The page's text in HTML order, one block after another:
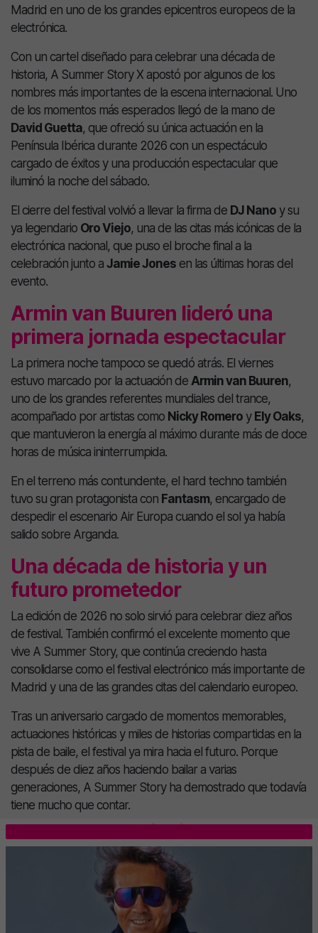
Madrid en uno de los grandes epicentros europeos de la
electrónica.
Con un cartel diseñado para celebrar una década de
historia, A Summer Story X apostó por algunos de los
nombres más importantes de la escena internacional. Uno
de los momentos más esperados llegó de la mano de
David Guetta, que ofreció su única actuación en la
Península Ibérica durante 2026 con un espectáculo
cargado de éxitos y una producción espectacular que
iluminó la noche del sábado.
El cierre del festival volvió a llevar la firma de DJ Nano y su
ya legendario Oro Viejo, una de las citas más icónicas de la
electrónica nacional, que puso el broche final a la
celebración junto a Jamie Jones en las últimas horas del
evento.
Armin van Buuren lideró una
primera jornada espectacular
La primera noche tampoco se quedó atrás. El viernes
estuvo marcado por la actuación de Armin van Buuren,
uno de los grandes referentes mundiales del trance,
acompañado por artistas como Nicky Romero y Ely Oaks,
que mantuvieron la energía al máximo durante más de doce
horas de música ininterrumpida.
En el terreno más contundente, el hard techno también
tuvo su gran protagonista con Fantasm, encargado de
despedir el escenario Air Europa cuando el sol ya había
salido sobre Arganda.
Una década de historia y un
futuro prometedor
La edición de 2026 no solo sirvió para celebrar diez años
de festival. También confirmó el excelente momento que
vive A Summer Story, que continúa creciendo hasta
consolidarse como el festival electrónico más importante de
Madrid y una de las grandes citas del calendario europeo.
Tras un aniversario cargado de momentos memorables,
actuaciones históricas y miles de historias compartidas en la
pista de baile, el festival ya mira hacia el futuro. Porque
después de diez años haciendo bailar a varias
generaciones, A Summer Story ha demostrado que todavía
tiene mucho que contar.